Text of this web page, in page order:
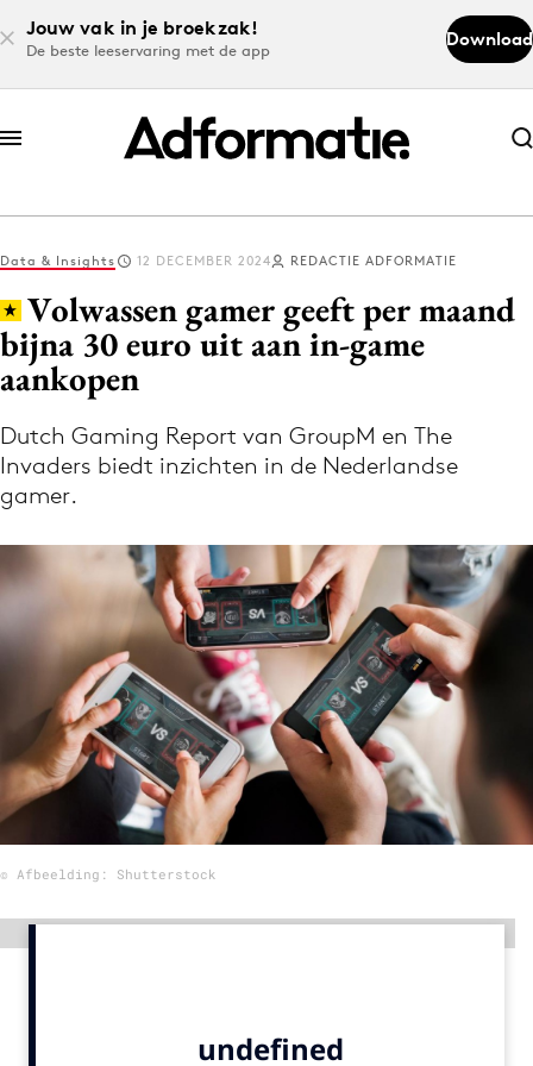
Jouw vak in je broekzak!
De beste leeservaring met de app
Download
Abonneer nu
Abonneer nu
Log in
Volg het laatste nieuws via de Adformatie
Nieuws app
Menu
9 sept: GenAI-training
12 nov: MarketingLive!
Adverteren
Events
Academy
Data & Insights 12 DECEMBER 2024 REDACTIE ADFORMATIE
Volwassen gamer geeft per maand
bijna 30 euro uit aan in-game
aankopen
Dutch Gaming Report van GroupM en The
Invaders biedt inzichten in de Nederlandse
gamer.
© Afbeelding: Shutterstock